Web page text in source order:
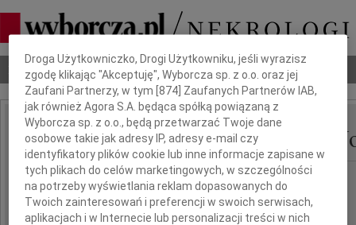
Nekrologi Odeszli Poradnik pogrzebowy
IMIĘ I NAZWISKO: Mirosław Aleksander
REGION: Katowice
DATA EMISJI: 27.10.2023
Dbamy o Twoją prywatność
Droga Użytkowniczko, Drogi Użytkowniku, jeśli wyrazisz
zgodę klikając "Akceptuję", Wyborcza sp. z o.o. oraz jej
Zaufani Partnerzy, w tym [874 ] Zaufanych Partnerów IAB,
jak również Agora S.A. będąca spółką powiązaną z
Wyborcza sp. z o.o., będą przetwarzać Twoje dane
osobowe takie jak adresy IP, adresy e-mail czy
identyfikatory plików cookie lub inne informacje zapisane w
tych plikach do celów marketingowych, w szczególności
na potrzeby wyświetlania reklam dopasowanych do
Twoich zainteresowań i preferencji w swoich serwisach,
aplikacjach i w Internecie lub personalizacji treści w nich